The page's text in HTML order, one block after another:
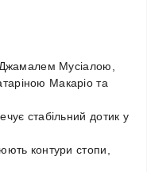
Мусіалою,
Макаріо та
стабільний дотик у
контури стопи,